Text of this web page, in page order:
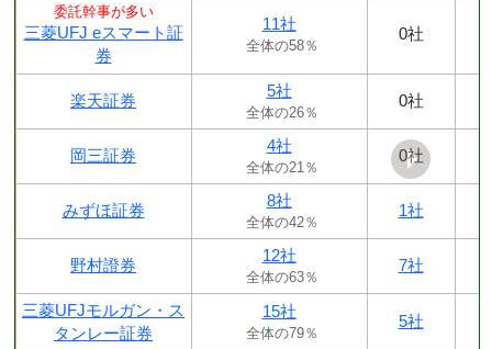
委託幹事が多い
三菱UFJ eスマート証
券
11社
全体の58％
0社
楽天証券
5社
全体の26％
0社
岡三証券
4社
全体の21％
0社
みずほ証券
8社
全体の42％
1社
野村證券
12社
全体の63％
7社
三菱UFJモルガン・ス
タンレー証券
15社
全体の79％
5社